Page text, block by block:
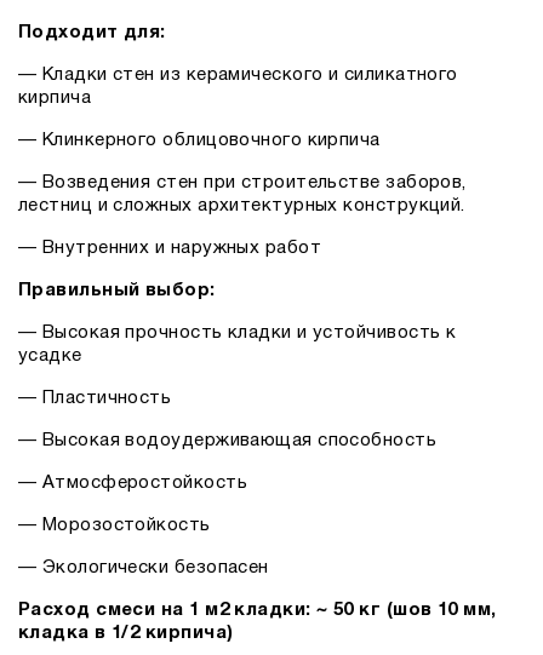
Подходит для:
— Кладки стен из керамического и силикатного
кирпича
— Клинкерного облицовочного кирпича
— Возведения стен при строительстве заборов,
лестниц и сложных архитектурных конструкций.
— Внутренних и наружных работ
Правильный выбор:
— Высокая прочность кладки и устойчивость к
усадке
— Пластичность
— Высокая водоудерживающая способность
— Атмосферостойкость
— Морозостойкость
— Экологически безопасен
Расход смеси на 1 м2 кладки:~ 50 кг (шов 10 мм,
кладка в 1/2 кирпича)